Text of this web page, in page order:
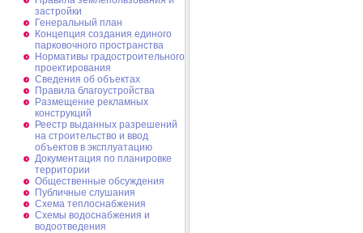
застройки
Генеральный план
Концепция создания единого
парковочного пространства
Нормативы градостроительного
проектирования
Сведения об объектах
Правила благоустройства
Размещение рекламных
конструкций
Реестр выданных разрешений
на строительство и ввод
объектов в эксплуатацию
Документация по планировке
территории
Общественные обсуждения
Публичные слушания
Схема теплоснабжения
Схемы водоснабжения и
водоотведения